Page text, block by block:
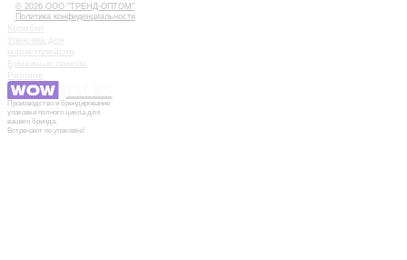
© 2026 ООО "ТРЕНД-ОПТОМ"
Политика конфиденциальности
Коробки
Упаковка для
маркетплейсов
Бумажные пакеты
Pantone
Производство и брендирование
упаковки полного цикла для
вашего бренда.
Встречают по упаковке!